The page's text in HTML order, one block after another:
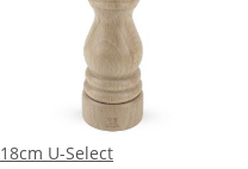
18cm U-Select